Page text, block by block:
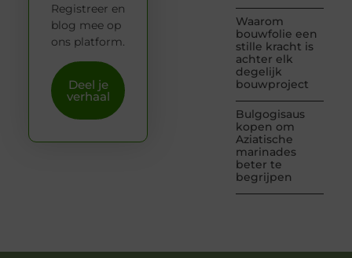
Waarom
bouwfolie een
stille kracht is
achter elk
degelijk
bouwproject
Bulgogisaus
kopen om
Aziatische
marinades
beter te
begrijpen
Registreer en
blog mee op
ons platform.
Deel je
verhaal